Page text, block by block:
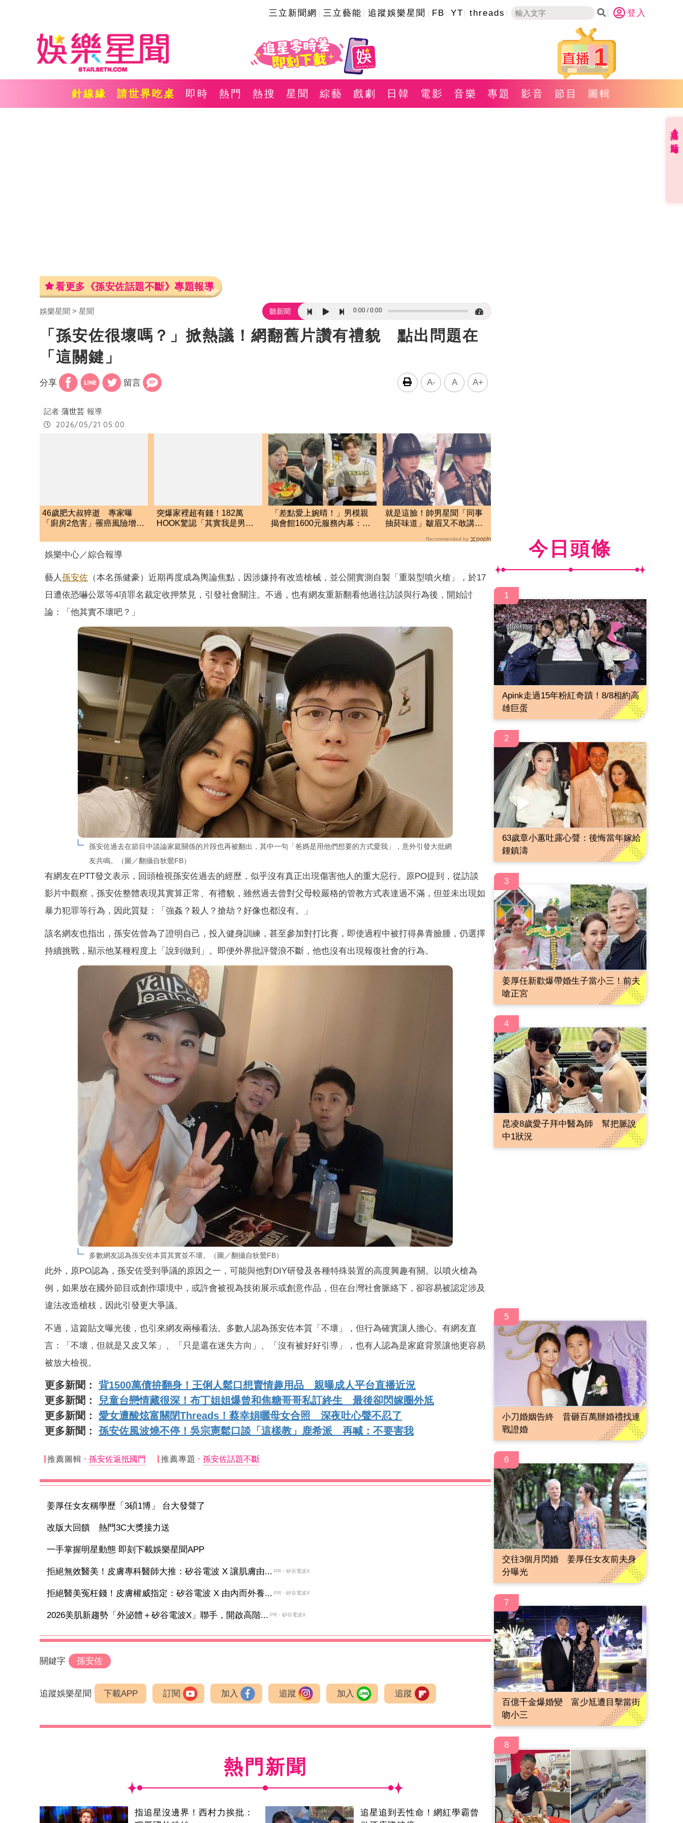
三立新聞網 三立藝能 追蹤娛樂星聞 FB YT threads 登入
1
針線緣 請世界吃桌 即時 熱門 熱搜 星聞 綜藝 戲劇 日韓 電影 音樂 專題 影音 節目 圖輯
看更多《孫安佐話題不斷》專題報導
娛樂星聞 星聞 聽新聞 0:00 0:00
「孫安佐很壞嗎？」掀熱議！網翻舊片讚有禮貌 點出問題在
「這關鍵」
分享 留言 A- A A+
記者 蒲世芸 報導
2026/05/21 05:00
46歲肥大叔猝逝 專家曝
「廚房2危害」罹癌風險增
突爆家裡超有錢！182萬
HOOK驚認「其實我是男
「差點愛上婉晴！」男模親
揭會館1600元服務內幕：開
就是這臉！帥男星聞「同事
抽菸味道」皺眉又不敢講
Recommended by
娛樂中心／綜合報導
藝人孫安佐 （本名孫健豪）近期再度成為輿論焦點，因涉嫌持有改造槍械，並公開實測自製「重裝型噴火槍」，於17
日遭依恐嚇公眾等4項罪名裁定收押禁見，引發社會關注。不過，也有網友重新翻看他過往訪談與行為後，開始討
論：「他其實不壞吧？」
孫安佐過去在節目中談論家庭關係的片段也再被翻出，其中一句「爸媽是用他們想要的方式愛我」，意外引發大批網
友共鳴。（圖／翻攝自狄鶯FB）
有網友在PTT發文表示，回頭檢視孫安佐過去的經歷，似乎沒有真正出現傷害他人的重大惡行。原PO提到，從訪談
影片中觀察，孫安佐整體表現其實算正常、有禮貌，雖然過去曾對父母較嚴格的管教方式表達過不滿，但並未出現如
暴力犯罪等行為，因此質疑：「強姦？殺人？搶劫？好像也都沒有。」
該名網友也指出，孫安佐曾為了證明自己，投入健身訓練，甚至參加對打比賽，即使過程中被打得鼻青臉腫，仍選擇
持續挑戰，顯示他某種程度上「說到做到」。即便外界批評聲浪不斷，他也沒有出現報復社會的行為。
多數網友認為孫安佐本質其實並不壞。（圖／翻攝自狄鶯FB）
此外，原PO認為，孫安佐受到爭議的原因之一，可能與他對DIY研發及各種特殊裝置的高度興趣有關。以噴火槍為
例，如果放在國外節目或創作環境中，或許會被視為技術展示或創意作品，但在台灣社會脈絡下，卻容易被認定涉及
違法改造槍枝，因此引發更大爭議。
不過，這篇貼文曝光後，也引來網友兩極看法。多數人認為孫安佐本質「不壞」，但行為確實讓人擔心。有網友直
言：「不壞，但就是又皮又笨」、「只是還在迷失方向」、「沒有被好好引導」，也有人認為是家庭背景讓他更容易
被放大檢視。
更多新聞： 背1500萬債拚翻身！王俐人鬆口想賣情趣用品 親曝成人平台直播近況
更多新聞： 兒童台戀情藏很深！布丁姐姐爆曾和焦糖哥哥私訂終生 最後卻閃嫁圈外尪
更多新聞： 愛女遭酸炫富關閉Threads！蔡幸娟曬母女合照 深夜吐心聲不忍了
更多新聞： 孫安佐風波燒不停！吳宗憲鬆口談「這樣教」鹿希派 再喊：不要害我
推薦圖輯 孫安佐返抵國門 推薦專題 孫安佐話題不斷
姜厚任女友稱學歷「3碩1博」 台大發聲了
改版大回饋 熱門3C大獎接力送
一手掌握明星動態 即刻下載娛樂星聞APP
拒絕無效醫美！皮膚專科醫師大推：矽谷電波 X 讓肌膚由... PR・矽谷電波X
拒絕醫美冤枉錢！皮膚權威指定：矽谷電波 X 由內而外養... PR・矽谷電波X
2026美肌新趨勢「外泌體＋矽谷電波X」聯手，開啟高階... PR・矽谷電波X
關鍵字 孫安佐
追蹤娛樂星聞 下載APP 訂閱 加入 追蹤 加入 追蹤
熱門新聞
指追星沒邊界！西村力挨批：
追星追到丟性命！網紅學霸曾
今日頭條
1
Apink走過15年粉紅奇蹟！8/8相約高
雄巨蛋
2
63歲章小蕙吐露心聲：後悔當年嫁給
鍾鎮濤
3
姜厚任新歡爆帶婚生子當小三！前夫
嗆正宮
4
昆凌8歲愛子拜中醫為師 幫把脈說
中1狀況
5
小刀婚姻告終 昔砸百萬辦婚禮找連
戰證婚
6
交往3個月閃婚 姜厚任女友前夫身
分曝光
7
百億千金爆婚變 富少尪遭目擊當街
吻小三
8
直播✦活動